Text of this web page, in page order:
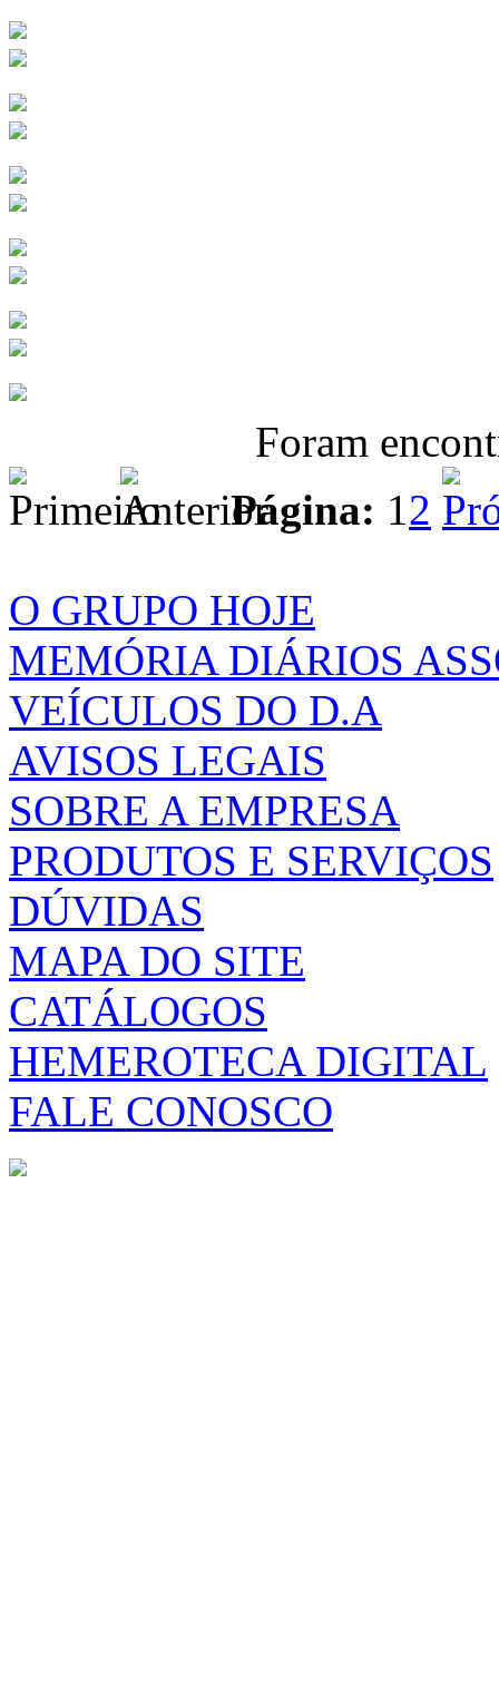
Foram
Página: 12
O GRUPO HOJE
MEMÓRIA DIÁRIOS
VEÍCULOS DO D.A
AVISOS LEGAIS
SOBRE A EMPRESA
PRODUTOS E SERVIÇOS
DÚVIDAS
MAPA DO SITE
CATÁLOGOS
HEMEROTECA DIGITAL
FALE CONOSCO